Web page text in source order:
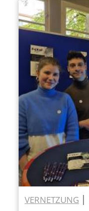
VERNETZUNG